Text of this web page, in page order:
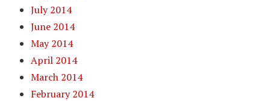
July 2014
June 2014
May 2014
April 2014
March 2014
February 2014